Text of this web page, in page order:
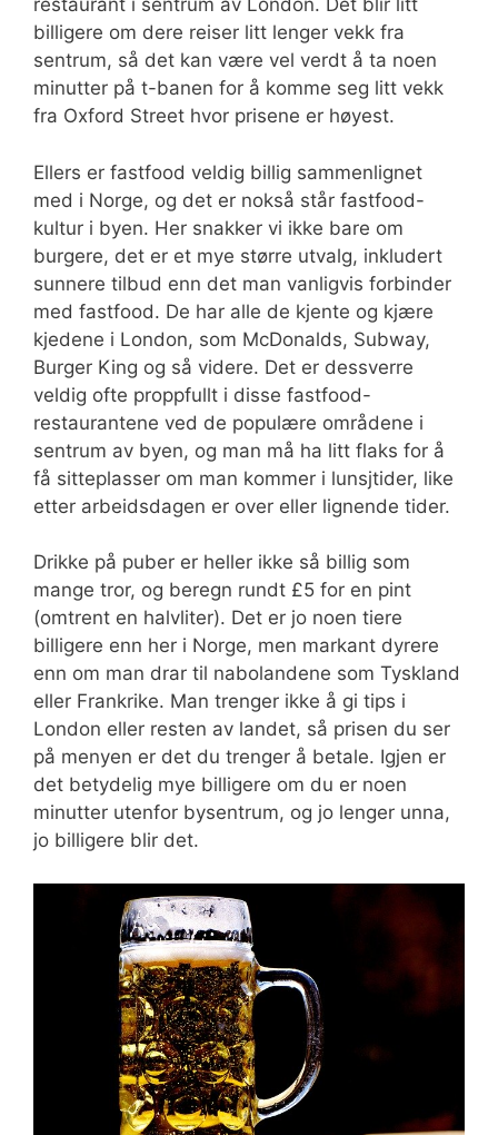
restaurant i sentrum av London. Det blir litt
billigere om dere reiser litt lenger vekk fra
sentrum, så det kan være vel verdt å ta noen
minutter på t-banen for å komme seg litt vekk
fra Oxford Street hvor prisene er høyest.
Ellers er fastfood veldig billig sammenlignet
med i Norge, og det er nokså står fastfood-
kultur i byen. Her snakker vi ikke bare om
burgere, det er et mye større utvalg, inkludert
sunnere tilbud enn det man vanligvis forbinder
med fastfood. De har alle de kjente og kjære
kjedene i London, som McDonalds, Subway,
Burger King og så videre. Det er dessverre
veldig ofte proppfullt i disse fastfood-
restaurantene ved de populære områdene i
sentrum av byen, og man må ha litt flaks for å
få sitteplasser om man kommer i lunsjtider, like
etter arbeidsdagen er over eller lignende tider.
Drikke på puber er heller ikke så billig som
mange tror, og beregn rundt £5 for en pint
(omtrent en halvliter). Det er jo noen tiere
billigere enn her i Norge, men markant dyrere
enn om man drar til nabolandene som Tyskland
eller Frankrike. Man trenger ikke å gi tips i
London eller resten av landet, så prisen du ser
på menyen er det du trenger å betale. Igjen er
det betydelig mye billigere om du er noen
minutter utenfor bysentrum, og jo lenger unna,
jo billigere blir det.